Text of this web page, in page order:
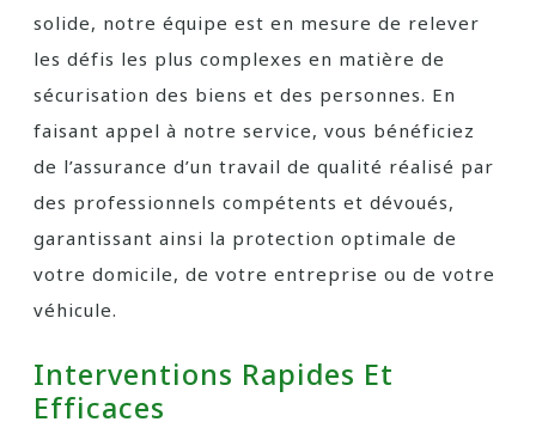
solide, notre équipe est en mesure de relever
les défis les plus complexes en matière de
sécurisation des biens et des personnes. En
faisant appel à notre service, vous bénéficiez
de l’assurance d’un travail de qualité réalisé par
des professionnels compétents et dévoués,
garantissant ainsi la protection optimale de
votre domicile, de votre entreprise ou de votre
véhicule.
Interventions Rapides Et
Efficaces